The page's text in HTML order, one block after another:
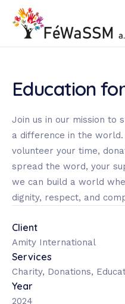
Accueil
Nos activités
Documentation
Education
Join us in our mission to
a difference in the
volunteer your time,
spread the word, your
we can build a world
dignity, respect, and
Client
Amity International
Services
Charity, Donations,
Year
2024